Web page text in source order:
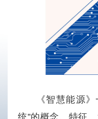
《智慧能源
统”的概念、特征